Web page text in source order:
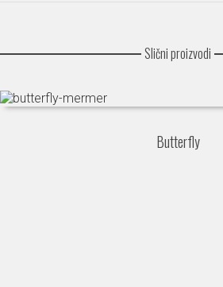
Slični proizvodi
Butterfly